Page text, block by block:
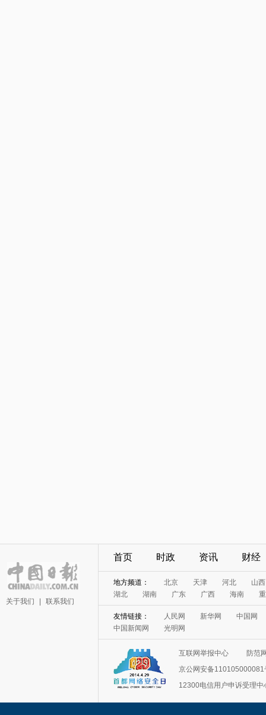
关于我们 联系我们
首页 时政 资讯 财经
地方频道： 北京 天津 河北
山西
湖北
湖南 广东 广西 海南
友情链接： 人民网 新华网
中国网
中国新闻网
光明网
互联网举报中心
防范
京公网安备110105000081
12300电信用户申诉受理中